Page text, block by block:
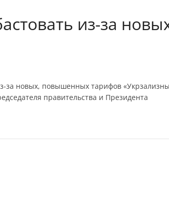
из-за
за новых, повышенных тарифов
правительства и Президента